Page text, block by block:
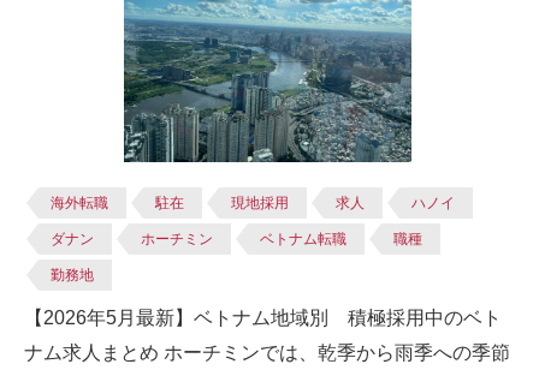
海外転職 駐在 現地採用 求人 ハノイ
ダナン ホーチミン ベトナム転職 職種
勤務地
【2026年5月最新】ベトナム地域別 積極採用中のベト
ナム求人まとめ ホーチミンでは、乾季から雨季への季節